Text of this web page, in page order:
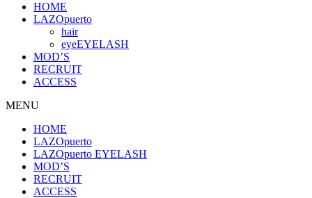
HOME
LAZOpuerto
hair
eye
MOD’S
RECRUIT
ACCESS
MENU
HOME
LAZOpuerto
LAZOpuerto EYELASH
MOD’S
RECRUIT
ACCESS